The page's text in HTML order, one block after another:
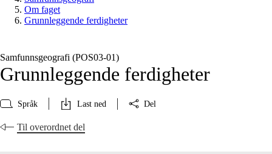
Om faget
Grunnleggende ferdigheter
Samfunnsgeografi (POS03‑01)
Grunnleggende ferdigheter
Språk Last ned Del
Til overordnet del